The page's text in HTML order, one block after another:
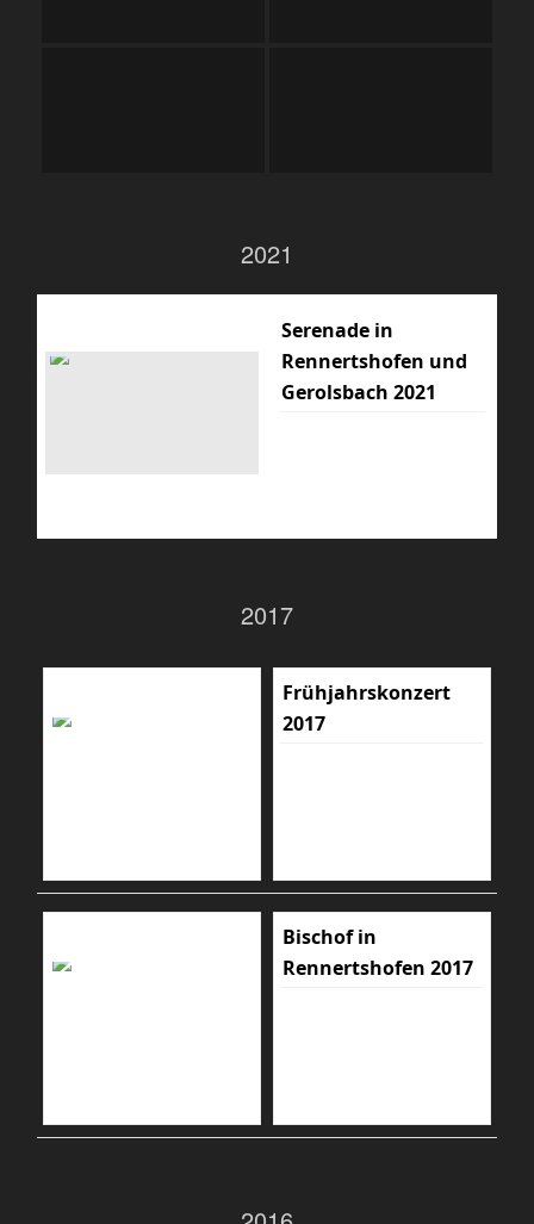
2021
Serenade in
Rennertshofen und
Gerolsbach 2021
2017
Frühjahrskonzert
2017
Bischof in
Rennertshofen 2017